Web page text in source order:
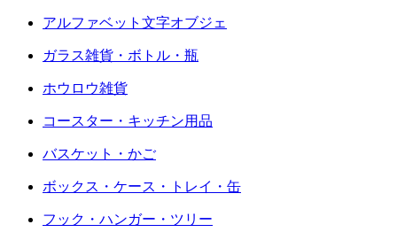
アルファベット文字オブジェ
ガラス雑貨・ボトル・瓶
ホウロウ雑貨
コースター・キッチン用品
バスケット・かご
ボックス・ケース・トレイ・缶
フック・ハンガー・ツリー